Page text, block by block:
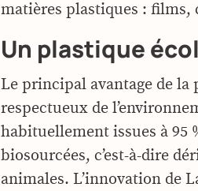
matières plastiques :
Un plastique
Le principal avantage de
respectueux de
habituellement issues à 95
biosourcées, c’est-à-dire
animales. L’innovation de